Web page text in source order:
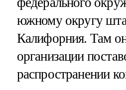
южному округу
Калифорния. Там
организации
распространении